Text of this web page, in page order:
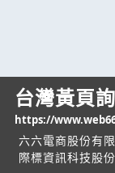
台灣黃頁
https://
六六電商股份有
際標資訊科技股